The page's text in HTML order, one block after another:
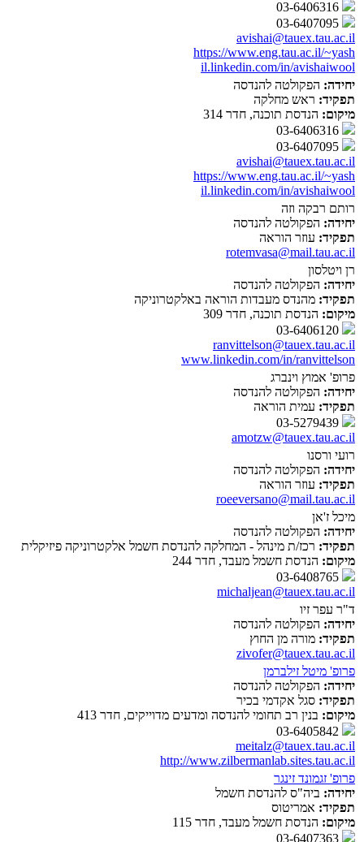
avishai@tauex.tau.ac.il
https://www.eng.tau.ac.il/~yash
il.linkedin.com/in/avishaiwool
יחידה: הפקולטה להנדסה
תפקיד: ראש מחלקה
מיקום: הנדסת תוכנה, חדר 314
avishai@tauex.tau.ac.il
https://www.eng.tau.ac.il/~yash
il.linkedin.com/in/avishaiwool
רותם רבקה וזה
יחידה: הפקולטה להנדסה
תפקיד: עוזר הוראה
rotemvasa@mail.tau.ac.il
רן ויטלסון
יחידה: הפקולטה להנדסה
תפקיד: מהנדס מעבדות הוראה באלקטרוניקה
מיקום: הנדסת תוכנה, חדר 309
ranvittelson@tauex.tau.ac.il
www.linkedin.com/in/ranvittelson
פרופ' אמוץ וינברג
יחידה: הפקולטה להנדסה
תפקיד: עמית הוראה
amotzw@tauex.tau.ac.il
רועי ורסנו
יחידה: הפקולטה להנדסה
תפקיד: עוזר הוראה
roeeversano@mail.tau.ac.il
מיכל ז'אן
יחידה: הפקולטה להנדסה
תפקיד: רכז/ת מינהל - המחלקה להנדסת חשמל אלקטרוניקה פיזיקלית
מיקום: הנדסת חשמל מעבד, חדר 244
michaljean@tauex.tau.ac.il
ד"ר עפר זיו
יחידה: הפקולטה להנדסה
תפקיד: מורה מן החוץ
zivofer@tauex.tau.ac.il
פרופ' מיטל זילברמן
יחידה: הפקולטה להנדסה
תפקיד: סגל אקדמי בכיר
מיקום: בנין רב תחומי להנדסה ומדעים מדוייקים, חדר 413
meitalz@tauex.tau.ac.il
http://www.zilbermanlab.sites.tau.ac.il
פרופ' זגמונד זינגר
יחידה: ביה"ס להנדסת חשמל
תפקיד: אמריטוס
מיקום: הנדסת חשמל מעבד, חדר 115